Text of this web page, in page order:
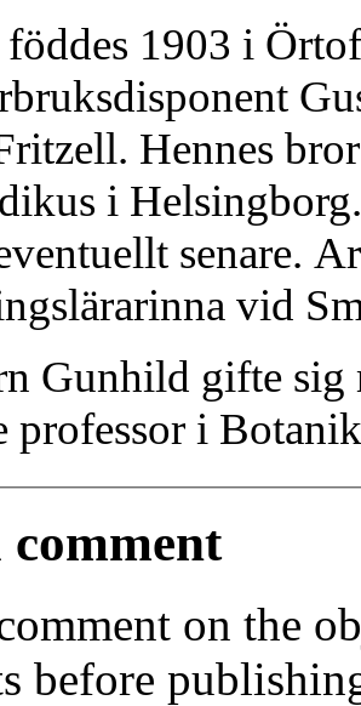
1903 i
Hennes
i
senare.
vid
Gunhild gifte
professor i
comment
on the
before